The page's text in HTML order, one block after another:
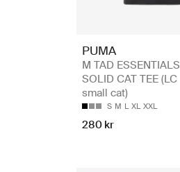
PUMA
M TAD ESSENTIALS
SOLID CAT TEE (LC
small cat)
S M L XL XXL
280 kr